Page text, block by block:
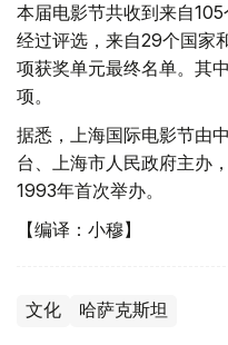
本届电影节共收到来自
经过评选，来自29个国家
项获奖单元最终名单。其
项。
据悉，上海国际电影节由
台、上海市人民政府主办
1993年首次举办。
【编译：小穆】
文化 哈萨克斯坦